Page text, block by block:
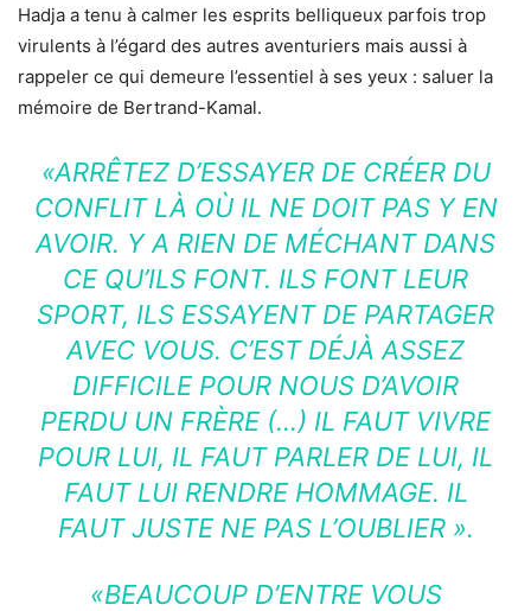
Hadja a tenu à calmer les esprits belliqueux parfois trop
virulents à l’égard des autres aventuriers mais aussi à
rappeler ce qui demeure l’essentiel à ses yeux : saluer la
mémoire de Bertrand-Kamal.
«ARRÊTEZ D’ESSAYER DE CRÉER DU
CONFLIT LÀ OÙ IL NE DOIT PAS Y EN
AVOIR. Y A RIEN DE MÉCHANT DANS
CE QU’ILS FONT. ILS FONT LEUR
SPORT, ILS ESSAYENT DE PARTAGER
AVEC VOUS. C’EST DÉJÀ ASSEZ
DIFFICILE POUR NOUS D’AVOIR
PERDU UN FRÈRE (…) IL FAUT VIVRE
POUR LUI, IL FAUT PARLER DE LUI, IL
FAUT LUI RENDRE HOMMAGE. IL
FAUT JUSTE NE PAS L’OUBLIER ».
«BEAUCOUP D’ENTRE VOUS